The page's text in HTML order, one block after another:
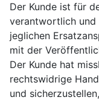
Der Kunde ist für
verantwortlich
jeglichen
mit der
Der Kunde hat
rechtswidrige
und